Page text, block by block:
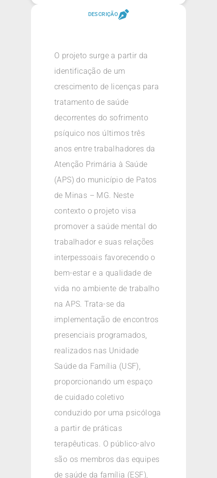
DESCRIÇÃO
O projeto surge a partir da
identificação de um
crescimento de licenças para
tratamento de saúde
decorrentes do sofrimento
psíquico nos últimos três
anos entre trabalhadores da
Atenção Primária à Saúde
(APS) do município de Patos
de Minas – MG. Neste
contexto o projeto visa
promover a saúde mental do
trabalhador e suas relações
interpessoais favorecendo o
bem-estar e a qualidade de
vida no ambiente de trabalho
na APS. Trata-se da
implementação de encontros
presenciais programados,
realizados nas Unidade
Saúde da Família (USF),
proporcionando um espaço
de cuidado coletivo
conduzido por uma psicóloga
a partir de práticas
terapêuticas. O público-alvo
são os membros das equipes
de saúde da família (ESF),